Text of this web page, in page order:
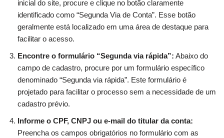
inicial do site, procure e clique no botão claramente
identificado como “Segunda Via de Conta”. Esse botão
geralmente está localizado em uma área de destaque para
facilitar o acesso.
Encontre o formulário “Segunda via rápida”: Abaixo do
campo de cadastro, procure por um formulário específico
denominado “Segunda via rápida”. Este formulário é
projetado para facilitar o processo sem a necessidade de um
cadastro prévio.
Informe o CPF, CNPJ ou e-mail do titular da conta:
Preencha os campos obrigatórios no formulário com as